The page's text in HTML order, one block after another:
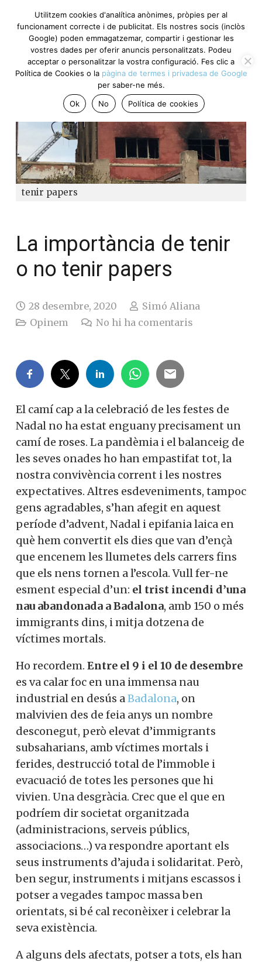
tenir papers
La importància de tenir
o no tenir papers
28 desembre, 2020
Simó Aliana
Opinem
No hi ha comentaris
El camí cap a la celebració de les festes de
Nadal no ha estat enguany precisament un
camí de roses. La pandèmia i el balanceig de
les seves onades ho han empastifat tot, la
nostra convivència corrent i les nostres
expectatives. Altres esdeveniments, tampoc
gens agradables, s’han afegit en aquest
període d’advent, Nadal i epifania laica en
què hem convertit els dies que van d’ençà
que encenem les llumetes dels carrers fins
que els nens tornen a l’escola. Vull fer-ne
esment especial d’un: el trist incendi d’una
nau abandonada a Badalona, amb 150 o més
immigrants dins, i mitja dotzena de
víctimes mortals.
Ho recordem. Entre el 9 i el 10 de desembre
es va calar foc en una immensa nau
industrial en desús aBadalona, on
malvivien des de feia anys un nombre
desconegut, però elevat d’immigrants
subsaharians, amb víctimes mortals i
ferides, destrucció total de l’immoble i
evacuació de totes les persones que hi
vivien. Una desgràcia. Crec que el que en
podríem dir societat organitzada
(administracions, serveis públics,
associacions…) va respondre aportant els
seus instruments d’ajuda i solidaritat. Però,
ben segur, instruments i mitjans escassos i
potser a vegades tampoc massa ben
orientats, si bé cal reconèixer i celebrar la
seva existència.
A alguns dels afectats, potser a tots, els han
Utilitzem cookies d'analítica anònimes, pròpies per al
funcionament correcte i de publicitat. Els nostres socis (inclòs
Google) poden emmagatzemar, compartir i gestionar les
vostres dades per oferir anuncis personalitzats. Podeu
acceptar o personalitzar la vostra configuració. Fes clic a
Política de Cookies o la pàgina de termes i privadesa de Google
per saber-ne més.
Ok
No Política de cookies